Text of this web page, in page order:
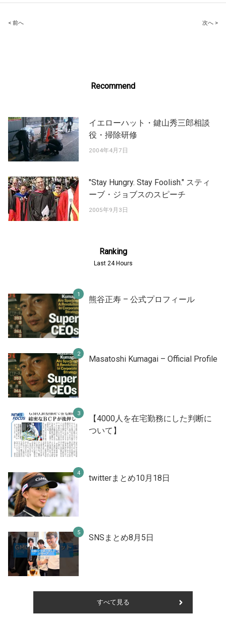
Post
< 前へ 次へ >
Recommend
イエローハット・鍵山秀三郎相談
役・掃除研修
2004年4月7日
"Stay Hungry. Stay Foolish." スティ
ーブ・ジョブスのスピーチ
2005年9月3日
Ranking
Last 24 Hours
熊谷正寿 – 公式プロフィール
Masatoshi Kumagai – Official Profile
【4000人を在宅勤務にした判断に
ついて】
twitterまとめ10月18日
SNSまとめ8月5日
すべて見る